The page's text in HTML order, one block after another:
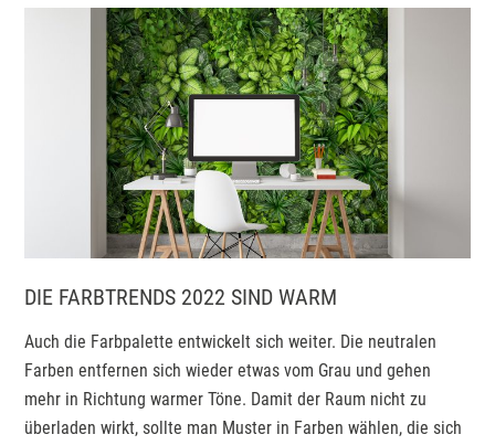
DIE FARBTRENDS 2022 SIND WARM
Auch die Farbpalette entwickelt sich weiter. Die neutralen
Farben entfernen sich wieder etwas vom Grau und gehen
mehr in Richtung warmer Töne. Damit der Raum nicht zu
überladen wirkt, sollte man Muster in Farben wählen, die sich